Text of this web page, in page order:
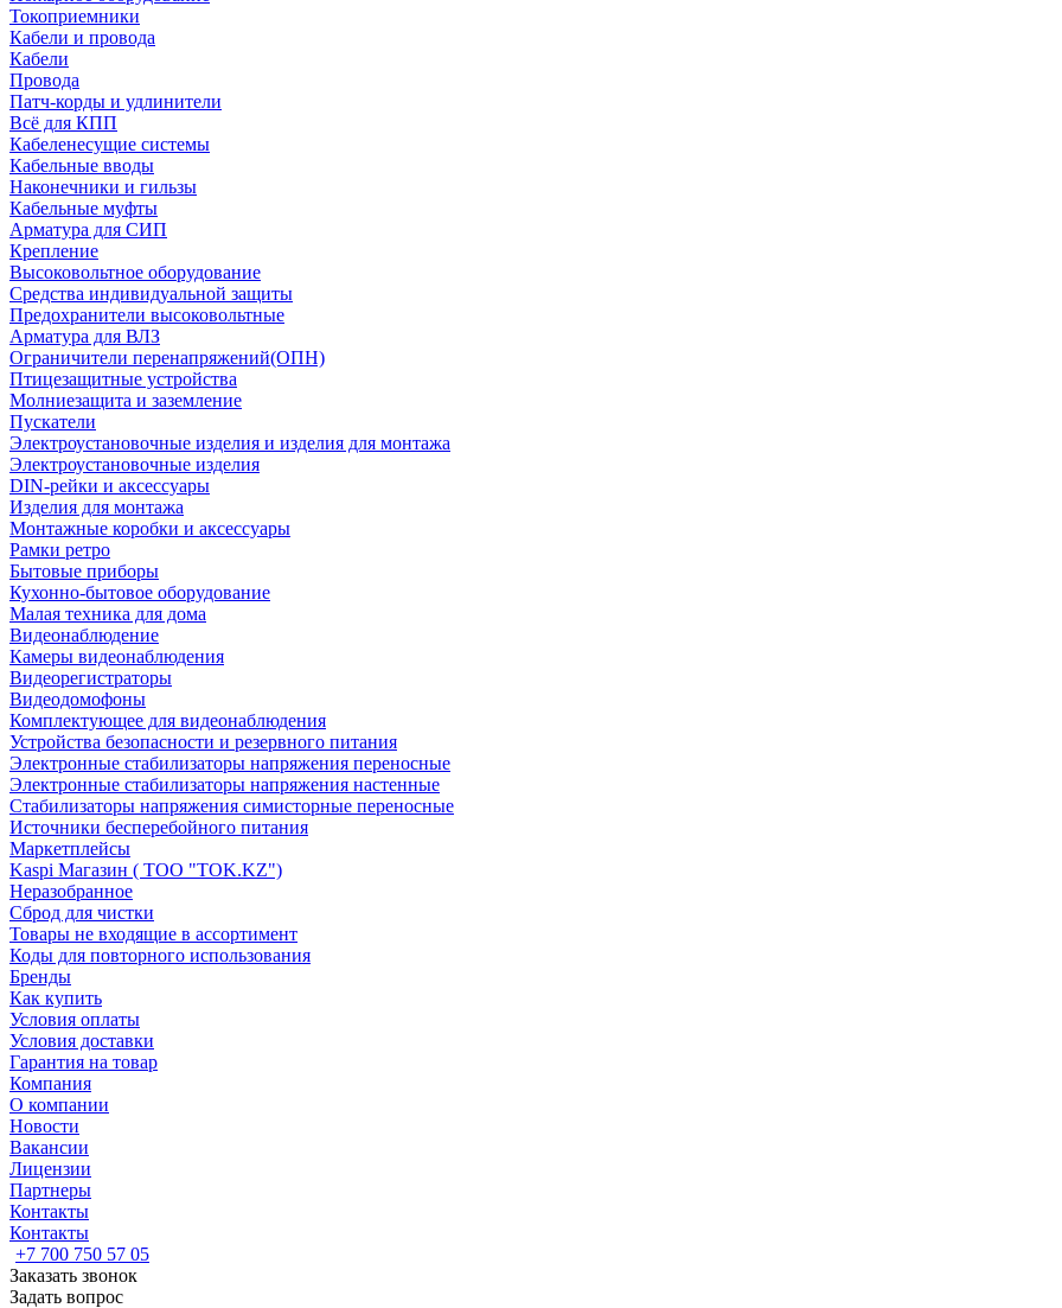
Токоприемники
Кабели и провода
Кабели
Провода
Патч-корды и удлинители
Всё для КПП
Кабеленесущие системы
Кабельные вводы
Наконечники и гильзы
Кабельные муфты
Арматура для СИП
Крепление
Высоковольтное оборудование
Средства индивидуальной защиты
Предохранители высоковольтные
Арматура для ВЛЗ
Ограничители перенапряжений(ОПН)
Птицезащитные устройства
Молниезащита и заземление
Пускатели
Электроустановочные изделия и изделия для монтажа
Электроустановочные изделия
DIN-рейки и аксессуары
Изделия для монтажа
Монтажные коробки и аксессуары
Рамки ретро
Бытовые приборы
Кухонно-бытовое оборудование
Малая техника для дома
Видеонаблюдение
Камеры видеонаблюдения
Видеорегистраторы
Видеодомофоны
Комплектующее для видеонаблюдения
Устройства безопасности и резервного питания
Электронные стабилизаторы напряжения переносные
Электронные стабилизаторы напряжения настенные
Стабилизаторы напряжения симисторные переносные
Источники бесперебойного питания
Маркетплейсы
Kaspi Магазин ( ТОО "TOK.KZ")
Неразобранное
Сброд для чистки
Товары не входящие в ассортимент
Коды для повторного использования
Бренды
Как купить
Условия оплаты
Условия доставки
Гарантия на товар
Компания
О компании
Новости
Вакансии
Лицензии
Партнеры
Контакты
Контакты
+7 700 750 57 05
Заказать звонок
Задать вопрос